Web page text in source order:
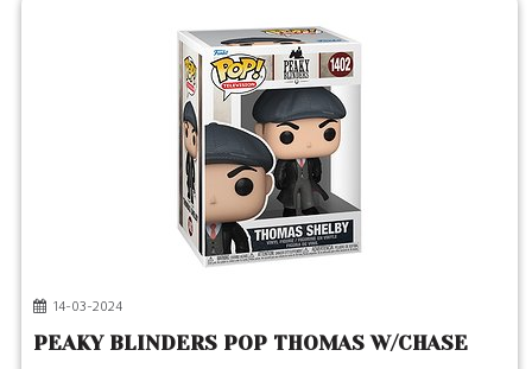
14-03-2024
PEAKY BLINDERS POP THOMAS W/CHASE